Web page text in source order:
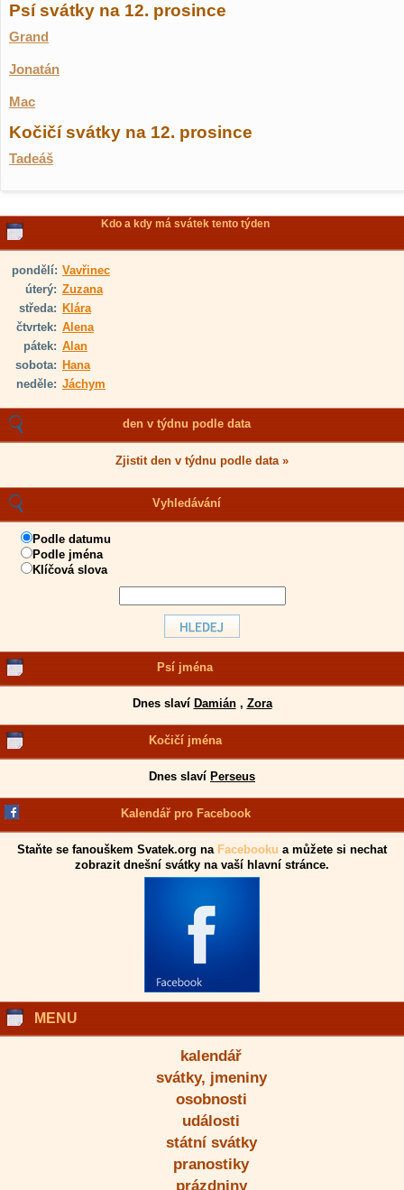
Psí svátky na 12. prosince
Grand
Jonatán
Mac
Kočičí svátky na 12. prosince
Tadeáš
Kdo a kdy má svátek tento týden
pondělí: Vavřinec
úterý: Zuzana
středa: Klára
čtvrtek: Alena
pátek: Alan
sobota: Hana
neděle: Jáchym
den v týdnu podle data
Zjistit den v týdnu podle data »
Vyhledávání
Podle datumu
Podle jména
Klíčová slova
Psí jména
Dnes slaví Damián, Zora
Kočičí jména
Dnes slaví Perseus
Kalendář pro Facebook
Staňte se fanouškem Svatek.org na Facebooku a můžete si nechat
zobrazit dnešní svátky na vaší hlavní stránce.
MENU
kalendář
svátky, jmeniny
osobnosti
události
státní svátky
pranostiky
prázdniny